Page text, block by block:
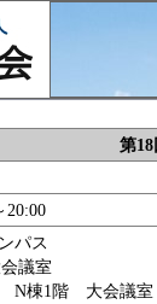
第
20:00
パス
議室
棟1階 大会議室